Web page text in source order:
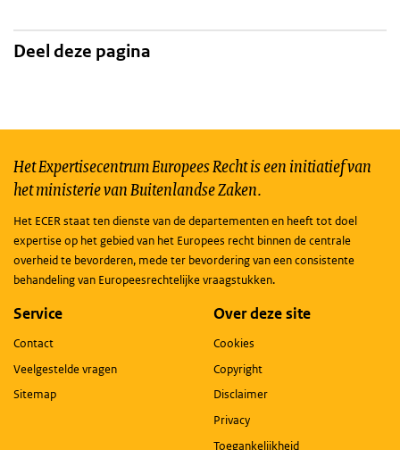
Deel deze pagina
Het Expertisecentrum Europees Recht is een initiatief van
het ministerie van Buitenlandse Zaken.
Het ECER staat ten dienste van de departementen en heeft tot doel
expertise op het gebied van het Europees recht binnen de centrale
overheid te bevorderen, mede ter bevordering van een consistente
behandeling van Europeesrechtelijke vraagstukken.
Service
Contact
Veelgestelde vragen
Sitemap
Over deze site
Cookies
Copyright
Disclaimer
Privacy
Toegankelijkheid